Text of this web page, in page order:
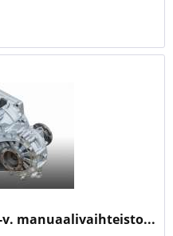
v. manuaalivaihteisto...